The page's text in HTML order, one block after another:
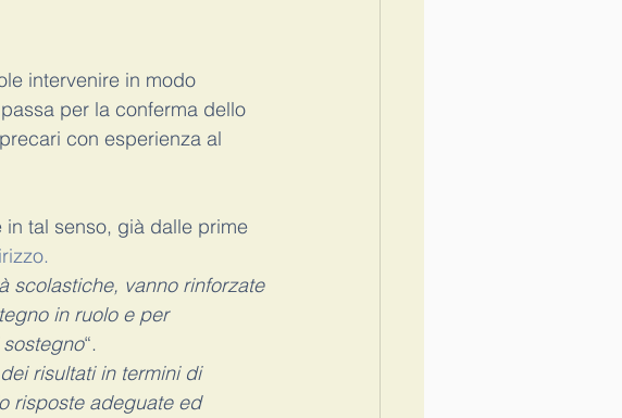
intervenire in modo
per la conferma dello
con esperienza al
in tal senso, già dalle prime
scolastiche, vanno rinforzate
in ruolo e per
“.
risultati in termini di
risposte adeguate ed